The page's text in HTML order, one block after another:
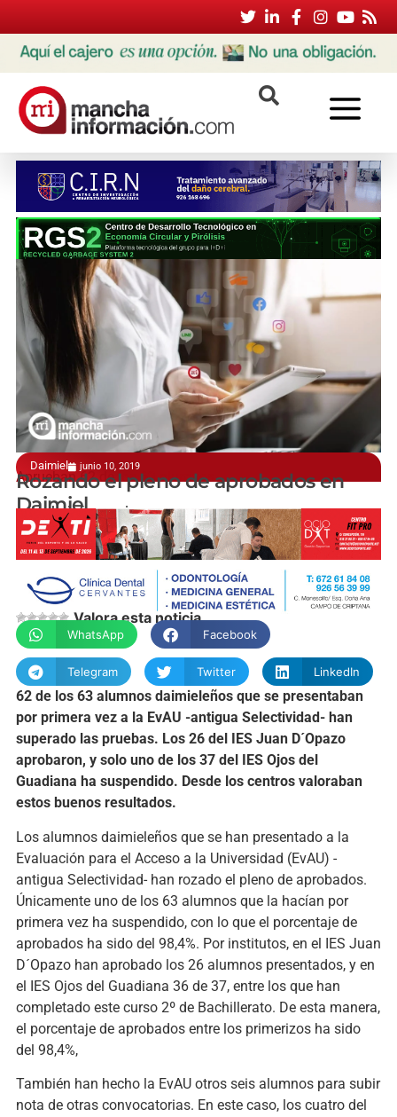
Daimiel junio 10, 2019
Aprueban 62 de los 63 alumnos
Rozando el pleno de aprobados en
Daimiel
manchainformacion.com
Valora esta noticia
WhatsApp Facebook
Telegram Twitter LinkedIn
62 de los 63 alumnos daimieleños que se presentaban
por primera vez a la EvAU -antigua Selectividad- han
superado las pruebas. Los 26 del IES Juan D´Opazo
aprobaron, y solo uno de los 37 del IES Ojos del
Guadiana ha suspendido. Desde los centros valoraban
estos buenos resultados.
Los alumnos daimieleños que se han presentado a la
Evaluación para el Acceso a la Universidad (EvAU) -
antigua Selectividad- han rozado el pleno de aprobados.
Únicamente uno de los 63 alumnos que la hacían por
primera vez ha suspendido, con lo que el porcentaje de
aprobados ha sido del 98,4%. Por institutos, en el IES Juan
D´Opazo han aprobado los 26 alumnos presentados, y en
el IES Ojos del Guadiana 36 de 37, entre los que han
completado este curso 2º de Bachillerato. De esta manera,
el porcentaje de aprobados entre los primerizos ha sido
del 98,4%,
También han hecho la EvAU otros seis alumnos para subir
nota de otras convocatorias. En este caso, los cuatro del